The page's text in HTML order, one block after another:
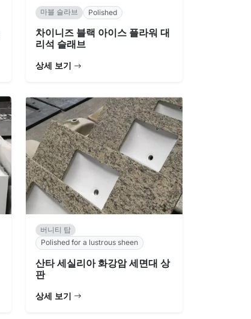
마블 슬라브 Polished
차이니즈 블랙 아이스 플라워 대
리석 슬래브
상세 보기
버니티 탑
Polished for a lustrous sheen
산타 세실리아 화강암 세면대 상
판
상세 보기